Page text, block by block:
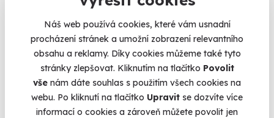
Náš web používá cookies, které vám usnadní
procházení stránek a umožní zobrazení relevantního
obsahu a reklamy. Díky cookies můžeme také tyto
stránky zlepšovat. Kliknutím na tlačítko Povolit
vše nám dáte souhlas s použitím všech cookies na
webu. Po kliknutí na tlačítko Upravit se dozvíte více
informací o cookies a zároveň můžete povolit jen
9.8
Pilotem na zkoušku - privátní let
Dopřejte si privátní lekci létání v oblacích.
Plzeň (+ 7 dalších lokalit)